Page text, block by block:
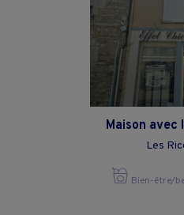
Maison avec
Les
Bien-être/